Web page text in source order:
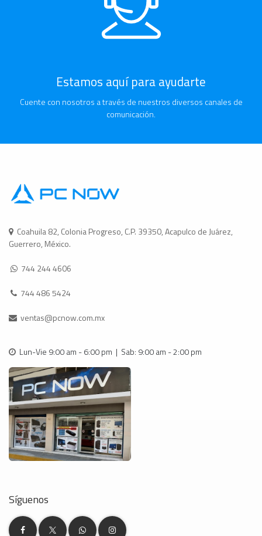
Estamos aquí para ayudarte
Cuente con nosotros a través de nuestros diversos canales de
comunicación.
Coahuila 82, Colonia Progreso, C.P. 39350, Acapulco de Juárez,
Guerrero, México.
744 244 4606
744 486 5424
ventas@pcnow.com.mx
Lun-Vie 9:00 am - 6:00 pm | Sab: 9:00 am - 2:00 pm
Síguenos